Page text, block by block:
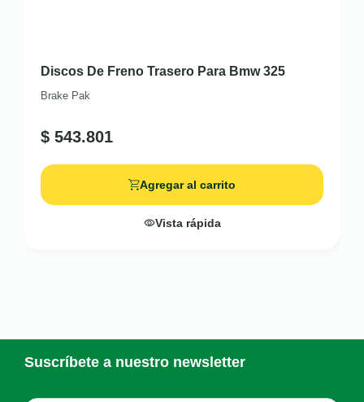
Discos De Freno Trasero Para Bmw 325
Brake Pak
$ 543.801
Agregar al carrito
Vista rápida
Suscríbete a nuestro newsletter